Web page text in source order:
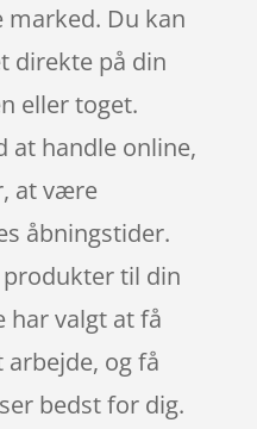
marked. Du kan
direkte på din
eller toget.
at handle online,
at være
åbningstider.
til din
har valgt at få
og få
bedst for dig.